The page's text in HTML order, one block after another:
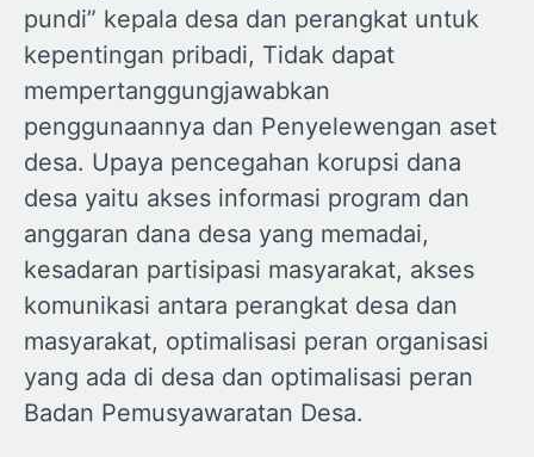
pundi” kepala desa dan perangkat untuk
kepentingan pribadi, Tidak dapat
mempertanggungjawabkan
penggunaannya dan Penyelewengan aset
desa. Upaya pencegahan korupsi dana
desa yaitu akses informasi program dan
anggaran dana desa yang memadai,
kesadaran partisipasi masyarakat, akses
komunikasi antara perangkat desa dan
masyarakat, optimalisasi peran organisasi
yang ada di desa dan optimalisasi peran
Badan Pemusyawaratan Desa.